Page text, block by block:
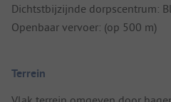
Dichtstbijzijnde dorpscentrum:
Openbaar vervoer: (op 500 m)
Terrein